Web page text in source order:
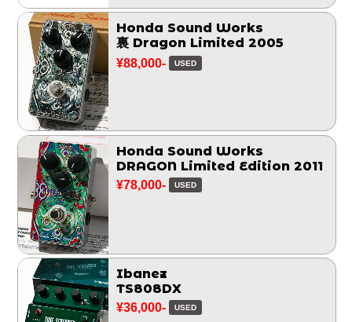
Honda Sound Works
裏 Dragon Limited 2005
¥88,000- USED
Honda Sound Works
DRAGON Limited Edition 2011
¥78,000- USED
Ibanez
TS808DX
¥36,000- USED